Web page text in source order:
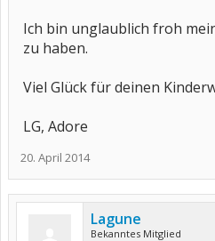
Ich bin unglaublich froh
zu haben.
Viel Glück für deinen
LG, Adore
20. April 2014
Lagune
Bekanntes Mitglied